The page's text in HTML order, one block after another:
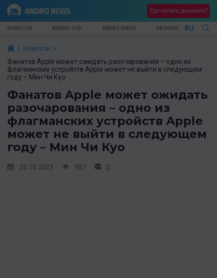
Где купить дешевле?
НОВОСТИ ANDRO-TOP ANDRO-PRICE ОБЗОРЫ RU
Новости
Фанатов Apple может ожидать разочарования – одно из
флагманских устройств Apple может не выйти в следующем
году – Мин Чи Куо
Фанатов Apple может ожидать
разочарования – одно из
флагманских устройств Apple
может не выйти в следующем
году – Мин Чи Куо
26.10.2023 987 0